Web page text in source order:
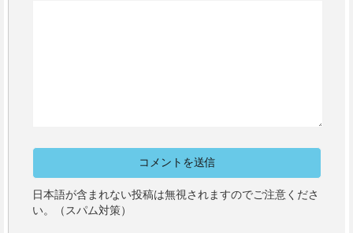
日本語が含まれない投稿は無視されますのでご注意くださ
い。（スパム対策）